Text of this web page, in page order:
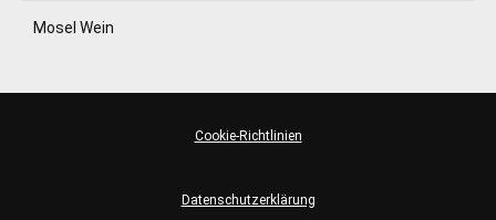
Mosel Wein
Datenschutzerklärung
Cookie-Richtlinien